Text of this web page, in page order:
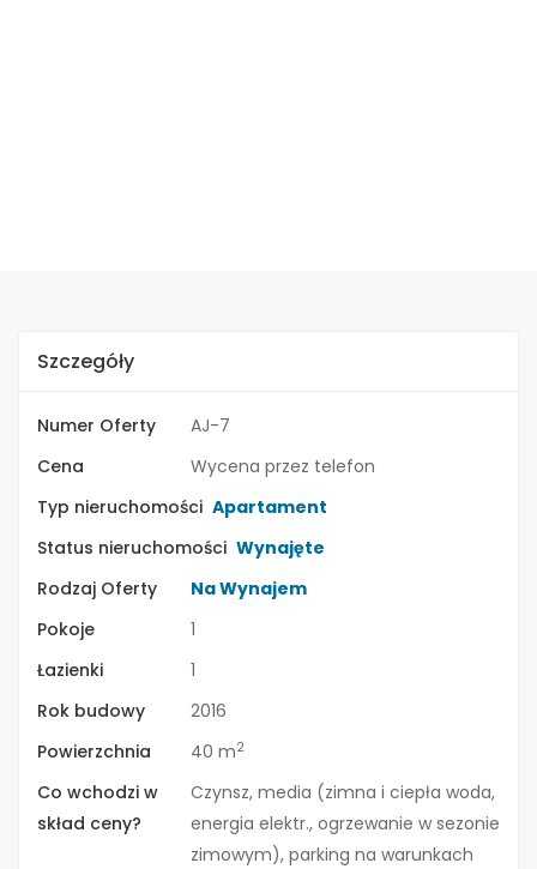
Szczegóły
Numer Oferty
AJ-7
Cena
Wycena przez telefon
Typ nieruchomości Apartament
Status nieruchomości Wynajęte
Rodzaj Oferty
Na Wynajem
Pokoje
1
Łazienki
1
Rok budowy
2016
Powierzchnia
40 m2
Co wchodzi w
skład ceny?
Czynsz, media (zimna i ciepła woda,
energia elektr., ogrzewanie w sezonie
zimowym), parking na warunkach